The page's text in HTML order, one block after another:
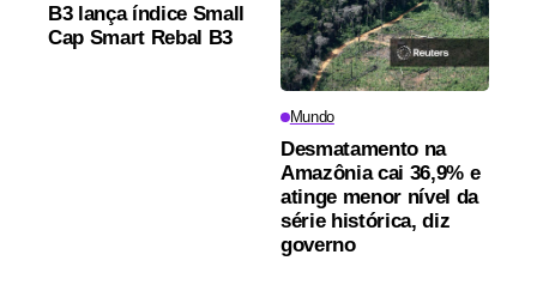
B3 lança índice Small
Cap Smart Rebal B3
Mundo
Desmatamento na
Amazônia cai 36,9% e
atinge menor nível da
série histórica, diz
governo